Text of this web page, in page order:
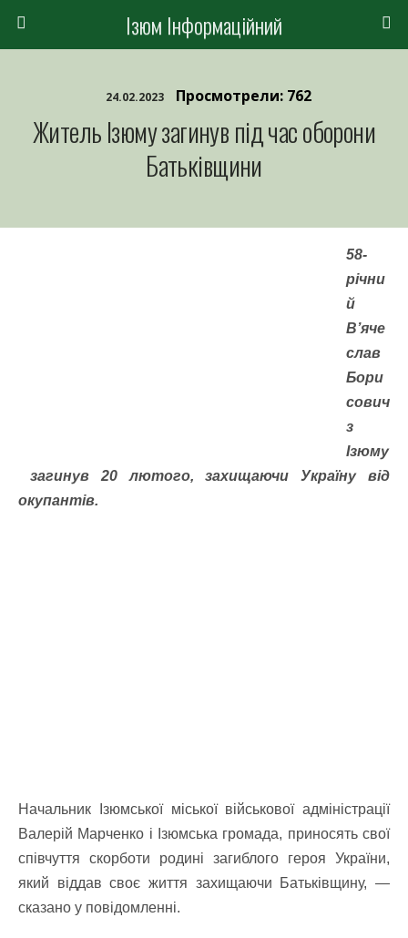
Ізюм Інформаційний
24.02.2023 Просмотрели: 762
Житель Ізюму загинув під час оборони
Батьківщини
58-
річни
й
В’яче
слав
Бори
сович
з
Ізюму
загинув 20 лютого, захищаючи Україну від
окупантів.
Начальник Ізюмської міської військової адміністрації
Валерій Марченко і Ізюмська громада, приносять свої
співчуття скорботи родині загиблого героя України,
який віддав своє життя захищаючи Батьківщину, —
сказано у повідомленні.